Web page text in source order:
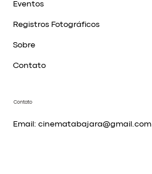
Contato
Email:cinematabajara@gmail.com
Eventos
Registros Fotográficos
Sobre
Contato